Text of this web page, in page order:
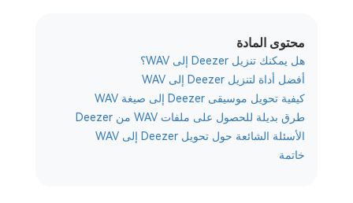
محتوى المادة
هل يمكنك تنزيل Deezer إلى WAV؟
أفضل أداة لتنزيل Deezer إلى WAV
كيفية تحويل موسيقى Deezer إلى صيغة WAV
طرق بديلة للحصول على ملفات WAV من Deezer
الأسئلة الشائعة حول تحويل Deezer إلى WAV
خاتمة